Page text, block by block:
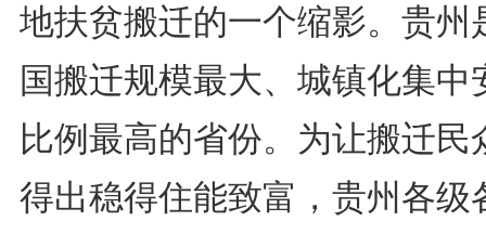
地扶贫搬迁的一个缩影。贵州
国搬迁规模最大、城镇化集中
比例最高的省份。为让搬迁民
得出稳得住能致富，贵州各级